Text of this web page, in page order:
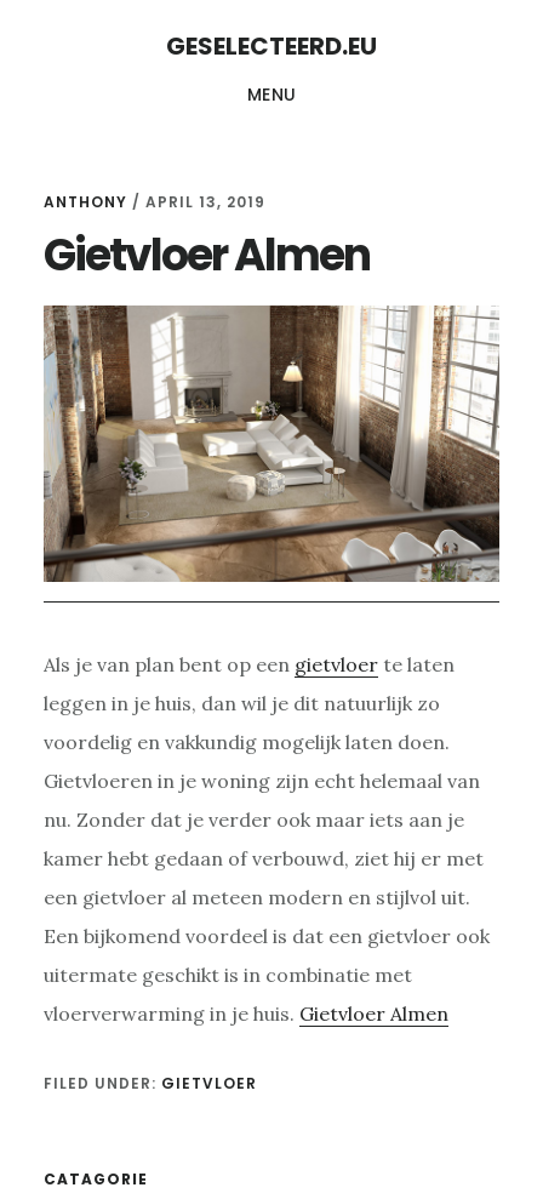
GESELECTEERD.EU
MENU
ANTHONY / APRIL 13, 2019
Gietvloer Almen
Als je van plan bent op een gietvloerte laten
leggen in je huis, dan wil je dit natuurlijk zo
voordelig en vakkundig mogelijk laten doen.
Gietvloeren in je woning zijn echt helemaal van
nu. Zonder dat je verder ook maar iets aan je
kamer hebt gedaan of verbouwd, ziet hij er met
een gietvloer al meteen modern en stijlvol uit.
Een bijkomend voordeel is dat een gietvloer ook
uitermate geschikt is in combinatie met
vloerverwarming in je huis. Gietvloer Almen
FILED UNDER: GIETVLOER
CATAGORIE